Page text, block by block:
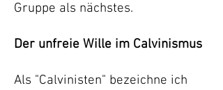
Gruppe als nächstes.
Der unfreie Wille im Calvinismus
Als "Calvinisten" bezeichne ich